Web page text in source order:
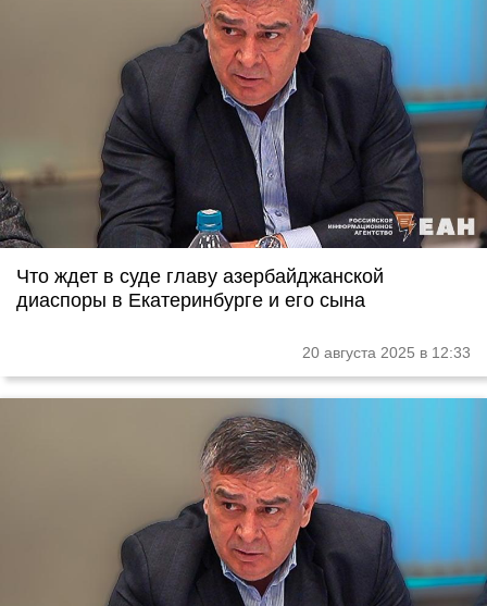
Что ждет в суде главу азербайджанской
диаспоры в Екатеринбурге и его сына
20 августа 2025 в 12:33